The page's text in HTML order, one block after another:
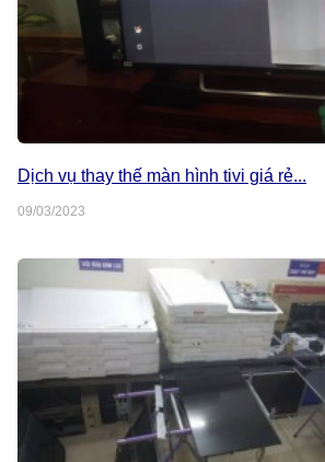
Dịch vụ thay thế màn hình tivi giá rẻ...
09/03/2023